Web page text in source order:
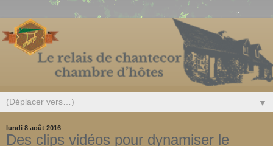
▼
lundi 8 août 2016
Des clips vidéos pour dynamiser le